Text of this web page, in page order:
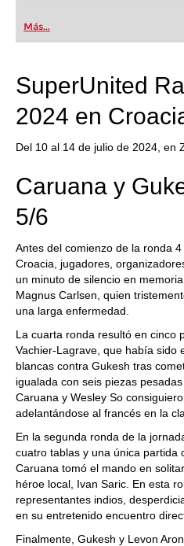
Más...
SuperUnited
2024 en
Del 10 al 14 de julio de 2024, en
Caruana y
5/6
Antes del comienzo de la ronda
Croacia, jugadores,
un minuto de silencio en
Magnus Carlsen, quien
una larga enfermedad.
La cuarta ronda resultó en cinco
Vachier-Lagrave, que había sido
blancas contra Gukesh tras
igualada con seis piezas
Caruana y Wesley So
adelantándose al francés en la
En la segunda ronda de la
cuatro tablas y una única partida
Caruana tomó el mando en
héroe local, Ivan Saric. En esta
representantes indios,
en su entretenido encuentro
Finalmente, Gukesh y Levon